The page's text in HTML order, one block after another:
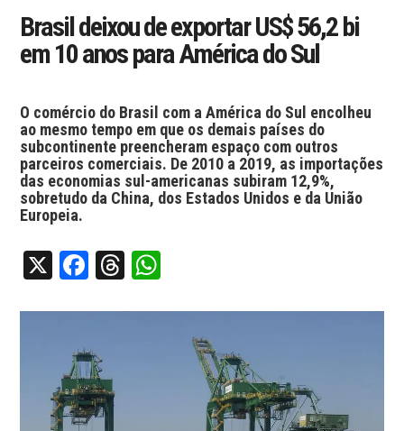
Brasil deixou de exportar US$ 56,2 bi
em 10 anos para América do Sul
O comércio do Brasil com a América do Sul encolheu
ao mesmo tempo em que os demais países do
subcontinente preencheram espaço com outros
parceiros comerciais. De 2010 a 2019, as importações
das economias sul-americanas subiram 12,9%,
sobretudo da China, dos Estados Unidos e da União
Europeia.
X Facebook
Threads